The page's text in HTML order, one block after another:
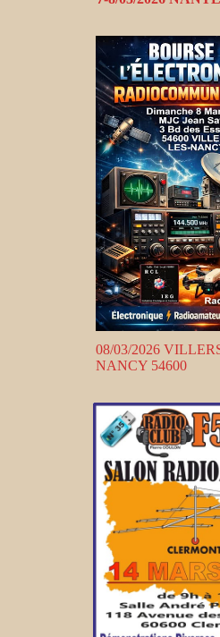
08/03/2026
NANCY 54600